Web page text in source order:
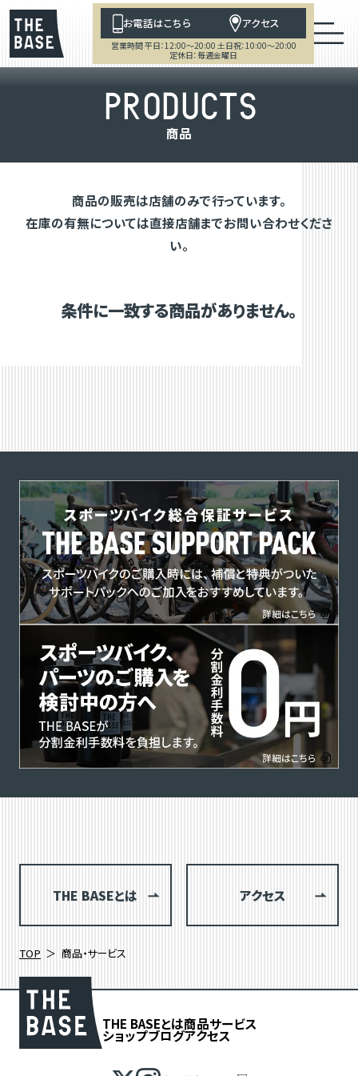
お電話はこちら アクセス
営業時間 平日：12:00～20:00 土日祝：10:00～20:00
定休日：毎週金曜日
PRODUCTS
商品
商品の販売は店舗のみで行っています。
在庫の有無については直接店舗までお問い合わせくださ
い。
条件に一致する商品がありません。
THE BASEとは アクセス
TOP 商品・サービス
THE BASEとは商品サービス
ショップブログアクセス